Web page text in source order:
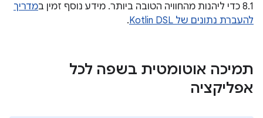
8.1 כדי ליהנות מהחוויה הטובה ביותר. מידע נוסף זמין ב
מדריך
להעברת נתונים של Kotlin DSL
.
תמיכה אוטומטית בשפה לכל
אפליקציה